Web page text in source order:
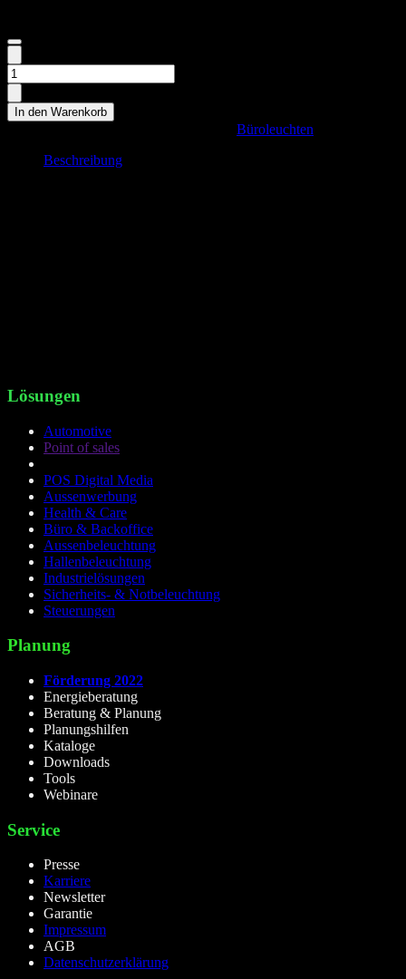
Hi-
Color™
CCT
LED
Menge
In den Warenkorb
Büroleuchten
Beschreibung
Lösungen
Automotive
Point of sales
POS Digital Media
Aussenwerbung
Health & Care
Büro & Backoffice
Aussenbeleuchtung
Hallenbeleuchtung
Industrielösungen
Sicherheits- & Notbeleuchtung
Steuerungen
Planung
Förderung 2022
Energieberatung
Beratung & Planung
Planungshilfen
Kataloge
Downloads
Tools
Webinare
Service
Presse
Karriere
Newsletter
Garantie
Impressum
AGB
Datenschutzerklärung